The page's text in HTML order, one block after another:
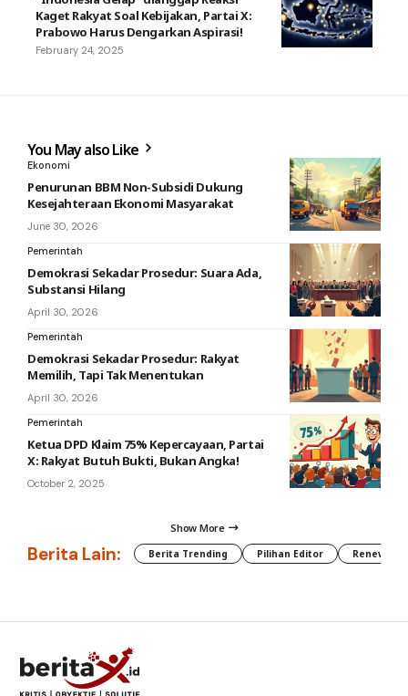
Kaget Rakyat Soal Kebijakan, Partai X:
Prabowo Harus Dengarkan Aspirasi!
February 24, 2025
You May also Like
Ekonomi
Penurunan BBM Non-Subsidi Dukung
Kesejahteraan Ekonomi Masyarakat
June 30, 2026
Pemerintah
Demokrasi Sekadar Prosedur: Suara Ada,
Substansi Hilang
April 30, 2026
Pemerintah
Demokrasi Sekadar Prosedur: Rakyat
Memilih, Tapi Tak Menentukan
April 30, 2026
Pemerintah
Ketua DPD Klaim 75% Kepercayaan, Partai
X: Rakyat Butuh Bukti, Bukan Angka!
October 2, 2025
Show More
Berita Lain: Berita Trending Pilihan Editor